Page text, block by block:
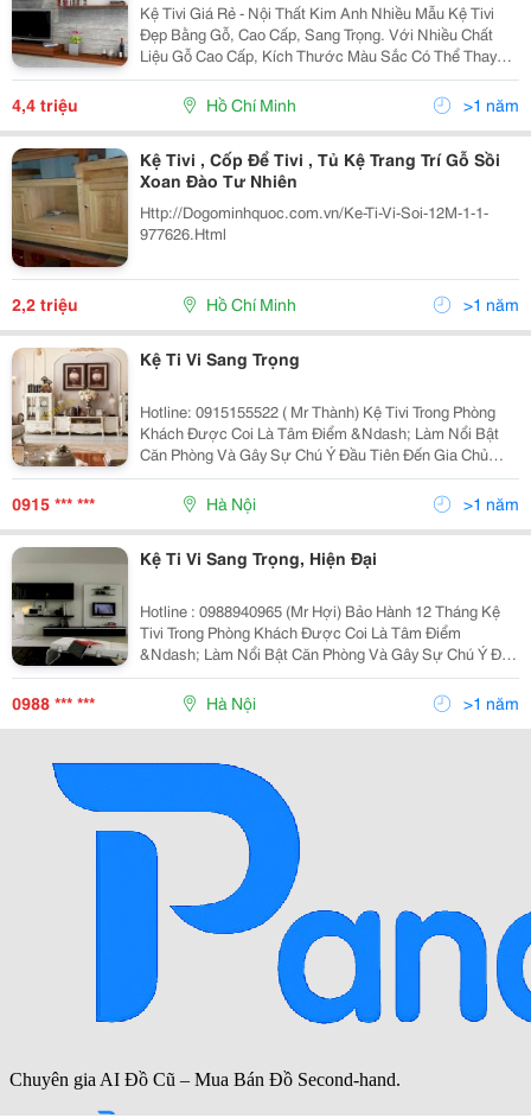
Kệ Tivi Giá Rẻ - Nội Thất Kim Anh Nhiều Mẫu Kệ Tivi
Đẹp Bằng Gỗ, Cao Cấp, Sang Trọng. Với Nhiều Chất
Liệu Gỗ Cao Cấp, Kích Thước Màu Sắc Có Thể Thay
Đổi Theo Yêu Cầu Quý Khách Tư Vấn Tận Nơi Sản Xuất
Và Vận Chuyển Kệ Tivi Miễn Phí Ở Các Quận :
4,4 triệu Hồ Chí Minh >1 năm
Kệ Tivi , Cốp Để Tivi , Tủ Kệ Trang Trí Gỗ Sồi
Xoan Đào Tư Nhiên
Http://Dogominhquoc.com.vn/Ke-Ti-Vi-Soi-12M-1-1-
977626.Html
2,2 triệu Hồ Chí Minh >1 năm
Kệ Ti Vi Sang Trọng
Hotline: 0915155522 ( Mr Thành) Kệ Tivi Trong Phòng
Khách Được Coi Là Tâm Điểm &Ndash; Làm Nổi Bật
Căn Phòng Và Gây Sự Chú Ý Đầu Tiên Đến Gia Chủ
Cũng Như Khách Đến Nhà. Vì Vậy Kệ Tivi Cần Được
Cẩn Trọng Khi Lựa Chọn Kiểu Dáng, Màu Sắc Sao Cho
0915 *** *** Hà Nội >1 năm
Kệ Ti Vi Sang Trọng, Hiện Đại
Hotline : 0988940965 (Mr Hợi) Bảo Hành 12 Tháng Kệ
Tivi Trong Phòng Khách Được Coi Là Tâm Điểm
&Ndash; Làm Nổi Bật Căn Phòng Và Gây Sự Chú Ý Đầu
Tiên Đến Gia Chủ Cũng Như Khách Đến Nhà. Vì Vậy Kệ
Tivi Cần Được Cẩn Trọng Khi Lựa Chọn Kiểu Dáng,
0988 *** *** Hà Nội >1 năm